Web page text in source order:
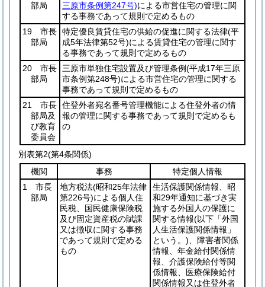
部局
三原市条例第247号)による市営住宅の管理に関
する事務であって規則で定めるもの
19 市長
部局
特定優良賃貸住宅の供給の促進に関する法律(平
成5年法律第52号)による賃貸住宅の管理に関す
る事務であって規則で定めるもの
20 市長
部局
三原市単独住宅設置及び管理条例(平成17年三原
市条例第248号)による市営住宅の管理に関する
事務であって規則で定めるもの
21 市長
部局及
び教育
委員会
住登外者宛名番号管理機能による住登外者の情
報の管理に関する事務であって規則で定めるも
の
別表第2(第4条関係)
機関
事務
特定個人情報
1 市長
部局
地方税法(昭和25年法律
第226号)による個人住
民税、国民健康保険税
及び固定資産税の賦課
又は徴収に関する事務
であって規則で定める
もの
生活保護関係情報、昭
和29年通知に基づき実
施する外国人の保護に
関する情報(以下「外国
人生活保護関係情報」
という。) 、障害者関係
情報、年金給付関係情
報、介護保険給付等関
係情報、医療保険給付
関係情報又は住登外者